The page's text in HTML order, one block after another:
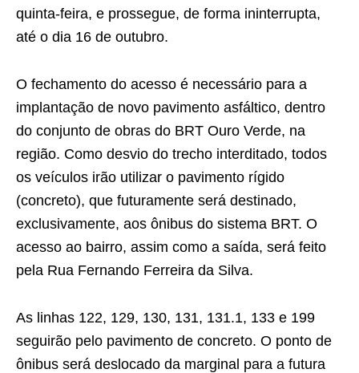
quinta-feira, e prossegue, de forma ininterrupta,
até o dia 16 de outubro.
O fechamento do acesso é necessário para a
implantação de novo pavimento asfáltico, dentro
do conjunto de obras do BRT Ouro Verde, na
região. Como desvio do trecho interditado, todos
os veículos irão utilizar o pavimento rígido
(concreto), que futuramente será destinado,
exclusivamente, aos ônibus do sistema BRT. O
acesso ao bairro, assim como a saída, será feito
pela Rua Fernando Ferreira da Silva.
As linhas 122, 129, 130, 131, 131.1, 133 e 199
seguirão pelo pavimento de concreto. O ponto de
ônibus será deslocado da marginal para a futura